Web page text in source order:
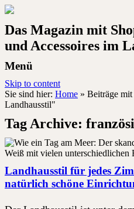
Das Magazin mit
und Accessoires im
Menü
Skip to content
Sie sind hier: Home » Beiträge
Landhausstil"
Tag Archive:
Landhausstil für jedes
natürlich schöne